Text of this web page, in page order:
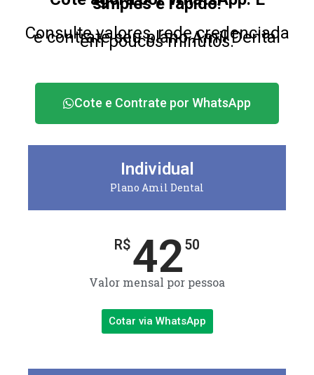
Consulte valores, rede credenciada
e contrate seu plano Amil Dental
em poucos minutos.
Cote e Contrate por WhatsApp
Individual
Plano Amil Dental
R$4250
Valor mensal por pessoa
Cotar via WhatsApp